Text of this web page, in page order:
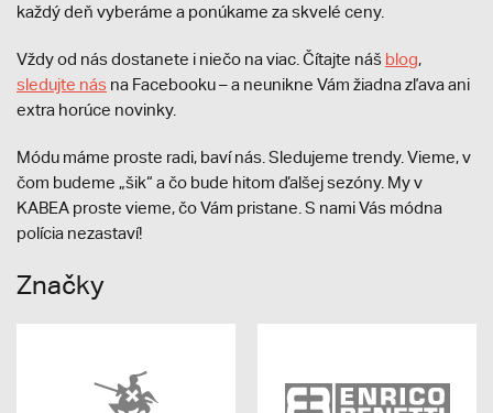
každý deň vyberáme a ponúkame za skvelé ceny.
Vždy od nás dostanete i niečo na viac. Čítajte náš blog,
sledujte nás na Facebooku – a neunikne Vám žiadna zľava ani
extra horúce novinky.
Módu máme proste radi, baví nás. Sledujeme trendy. Vieme, v
čom budeme „šik“ a čo bude hitom ďalšej sezóny. My v
KABEA proste vieme, čo Vám pristane. S nami Vás módna
polícia nezastaví!
Značky